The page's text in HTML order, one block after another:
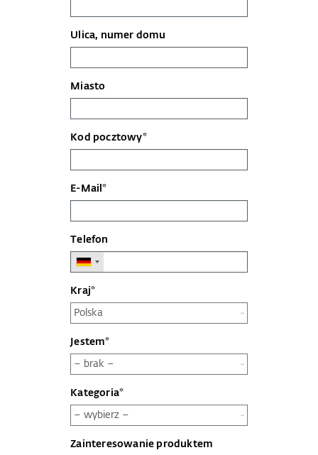
Ulica, numer domu
Miasto
Kod pocztowy*
E-Mail*
Telefon
Kraj*
Jestem*
Kategoria*
Zainteresowanie produktem